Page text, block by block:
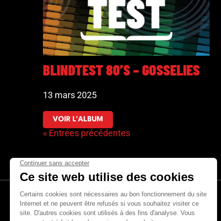
BLINDTEST 80’S – GOSSELIES
13 mars 2025
VOIR L'ALBUM
« Entrées précédentes